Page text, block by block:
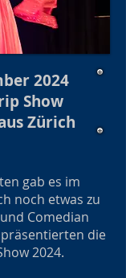
2024
Show
Zürich
gab es im
noch etwas zu
Comedian
die
2024.